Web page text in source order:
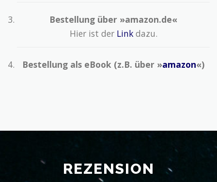
Bestellung über »amazon.de«
Hier ist der Linkdazu.
Bestellung als eBook (z.B. über »amazon«)
REZENSION